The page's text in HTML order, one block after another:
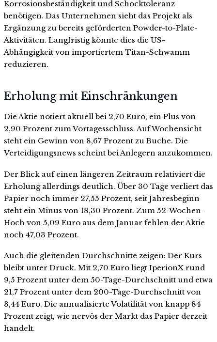
Korrosionsbeständigkeit und Schocktoleranz
benötigen. Das Unternehmen sieht das Projekt als
Ergänzung zu bereits geförderten Powder-to-Plate-
Aktivitäten. Langfristig könnte dies die US-
Abhängigkeit von importiertem Titan-Schwamm
reduzieren.
Erholung mit Einschränkungen
Die Aktie notiert aktuell bei 2,70 Euro, ein Plus von
2,90 Prozent zum Vortagesschluss. Auf Wochensicht
steht ein Gewinn von 8,67 Prozent zu Buche. Die
Verteidigungsnews scheint bei Anlegern anzukommen.
Der Blick auf einen längeren Zeitraum relativiert die
Erholung allerdings deutlich. Über 30 Tage verliert das
Papier noch immer 27,55 Prozent, seit Jahresbeginn
steht ein Minus von 18,30 Prozent. Zum 52-Wochen-
Hoch von 5,09 Euro aus dem Januar fehlen der Aktie
noch 47,03 Prozent.
Auch die gleitenden Durchschnitte zeigen: Der Kurs
bleibt unter Druck. Mit 2,70 Euro liegt IperionX rund
9,5 Prozent unter dem 50-Tage-Durchschnitt und etwa
21,7 Prozent unter dem 200-Tage-Durchschnitt von
3,44 Euro. Die annualisierte Volatilität von knapp 84
Prozent zeigt, wie nervös der Markt das Papier derzeit
handelt.